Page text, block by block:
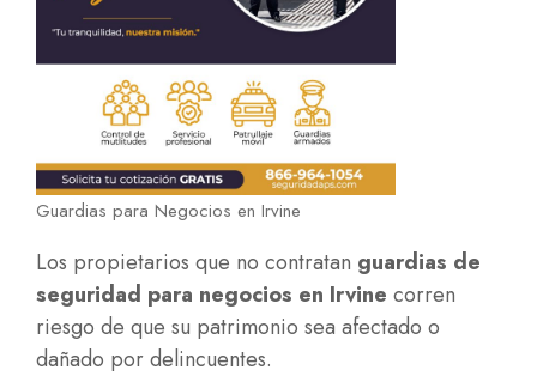
Guardias para Negocios en Irvine
Los propietarios que no contratan guardias de
seguridad para negocios en Irvine corren
riesgo de que su patrimonio sea afectado o
dañado por delincuentes.